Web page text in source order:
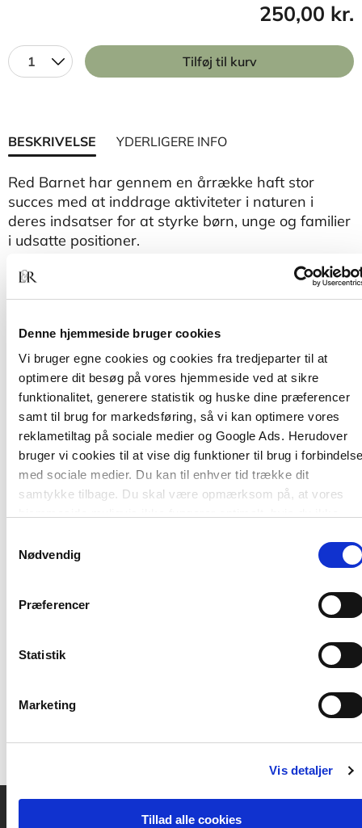
Denne hjemmeside bruger cookies
Vi bruger egne cookies og cookies fra tredjeparter til at
optimere dit besøg på vores hjemmeside ved at sikre
funktionalitet, generere statistik og huske dine præferencer
samt til brug for markedsføring, så vi kan optimere vores
reklametiltag på sociale medier og Google Ads. Herudover
bruger vi cookies til at vise dig funktioner til brug i
med sociale medier. Du kan til enhver tid trække dit
samtykke tilbage. Du skal være opmærksom på, at vores
Nødvendig
Præferencer
Statistik
Marketing
Vis detaljer
Tillad alle cookies
250,00 kr.
1 Tilføj til kurv
BESKRIVELSE YDERLIGERE INFO
Red Barnet har gennem en årrække haft stor
succes med at inddrage aktiviteter i naturen i
deres indsatser for at styrke børn, unge og familier
i udsatte positioner.
Ud i naturen – ind i fællesskabet
giver dig et indblik
i natursociale indsatser. Du får også en guide til,
arbejde med natursociale indsatser.
Antologiens første del indeholder korte og letlæste
beskrivelser af de teorier, metoder og begreber,
som natursociale indsatser bygger på.
Anden del består af selve guiden med praktiske
tips og tricks til at planlægge og gennemføre
aktiviteter og forslag til, hvad man kan foretage sig
året rundt i det fri. Den indeholder også syv
eksempler, som viser, hvordan natursociale
andre børn med funktionsnedsættelse, børn med
kan forløbe.
frivillige og til fagfolk, der arbejder med børn, unge